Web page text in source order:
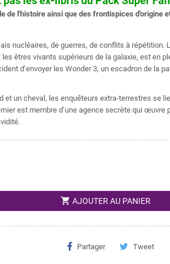
de l'histoire ainsi que des frontispices d'origine
nucléaires, de guerres, de conflits à répétition.
êtres vivants supérieurs de la galaxie, est en
d’envoyer les Wonder 3, un escadron de la
et un cheval, les enquêteurs extra-terrestres se
est membre d’une agence secrète qui œuvre
shopping_cart AJOUTER AU PANIER
Partager Tweet